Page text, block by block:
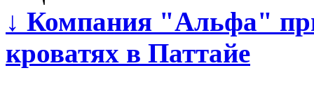
↓ Компания "Альфа"
кроватях в Паттайе